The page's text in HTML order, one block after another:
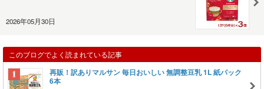
2026年05月30日
このブログでよく読まれている記事
再販！訳ありマルサン 毎日おいしい 無調整豆乳 1L 紙パック
6本